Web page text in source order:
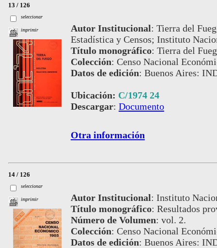
13 / 126
seleccionar
imprimir Autor Institucional: Tierra del
Estadística y Censos; Instituto
Título monográfico: Tierra del
Colección: Censo Nacional
Datos de edición: Buenos Aires:
Ubicación: C/1974 24
Descargar: Documento
Otra información
14 / 126
seleccionar
imprimir Autor Institucional: Instituto
Título monográfico: Resultados
Número de Volumen: vol. 2.
Colección: Censo Nacional
Datos de edición: Buenos Aires: